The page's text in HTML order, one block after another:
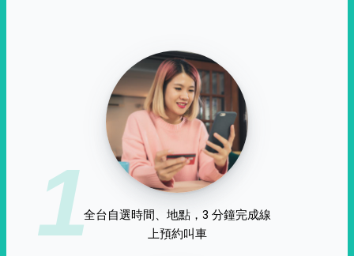
1全台自選時間、地點，3 分鐘完成線
上預約叫車